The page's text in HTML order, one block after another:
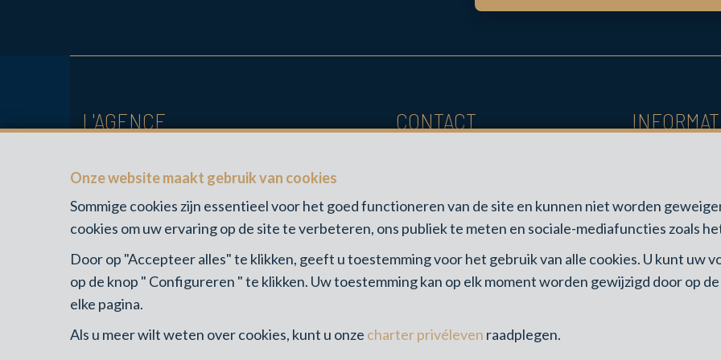
Onze website maakt gebruik van cookies
Sommige cookies zijn essentieel voor het goed functioneren van de site en kunnen niet worden
cookies om uw ervaring op de site te verbeteren, ons publiek te meten en sociale-mediafuncties zoals
Door op "Accepteer alles" te klikken, geeft u toestemming voor het gebruik van alle cookies. U kunt uw
op de knop " Configureren " te klikken. Uw toestemming kan op elk moment worden gewijzigd door op
elke pagina.
Als u meer wilt weten over cookies, kunt u onze charter privéleven raadplegen.
L'AGENCE
5101 ERPENT
BE-1007.854.843
CONTACT
info@lagencedenamur.be
www.biv.be
-
(polisnr.
worden